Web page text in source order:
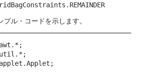
プル・コードを示します。